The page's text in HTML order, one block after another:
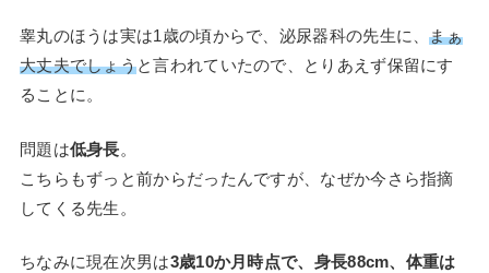
睾丸のほうは実は1歳の頃からで、泌尿器科の先生に、まぁ
大丈夫でしょうと言われていたので、とりあえず保留にす
ることに。
問題は低身長。
こちらもずっと前からだったんですが、なぜか今さら指摘
してくる先生。
ちなみに現在次男は3歳10か月時点で、身長88cm、体重は